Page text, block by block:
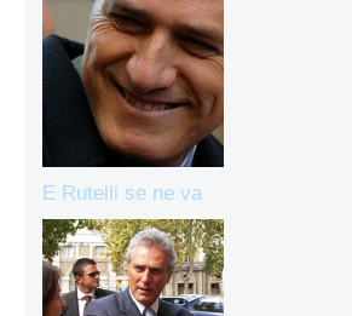
E Rutelli se ne va